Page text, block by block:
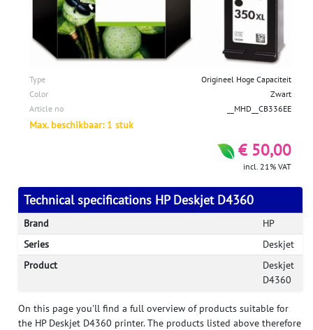
Type
Origineel Hoge Capaciteit
Color
Zwart
Article no
__MHD__CB336EE
Max. beschikbaar: 1 stuk
€ 50,00
incl. 21% VAT
Technical specifications HP Deskjet D4360
Brand
HP
Series
Deskjet
Product
Deskjet
D4360
On this page you'll find a full overview of products suitable for
the HP Deskjet D4360 printer. The products listed above therefore